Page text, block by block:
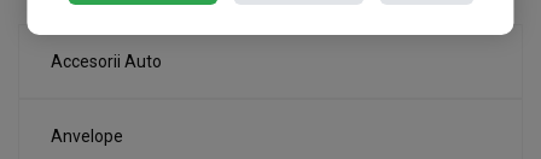
Accesorii Auto
Anvelope